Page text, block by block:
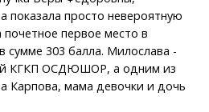
показала просто невероятную
первое место в
сумме 303 балла. Милослава -
КГКП ОСДЮШОР, а одним из
Карпова, мама девочки и дочь